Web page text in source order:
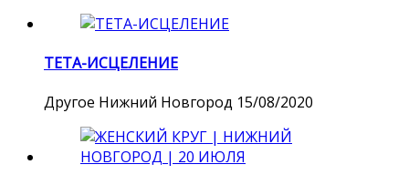
ТЕТА-ИСЦЕЛЕНИЕ
Другое Нижний Новгород 15/08/2020